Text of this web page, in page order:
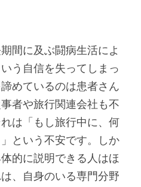
間に及ぶ闘病生活によ
う自信を失ってしまっ
めているのは患者さん
者や旅行関連会社も不
は「もし旅行中に、何
という不安です。しか
的に説明できる人はほ
、自身のいる専門分野